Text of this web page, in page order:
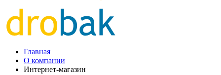
Главная
О компании
Интернет-магазин